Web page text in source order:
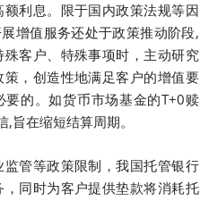
利息。限于国内政策法规等因
增值服务还处于政策推动阶段,
客户、特殊事项时，主动研究
，创造性地满足客户的增值要
要的。如货币市场基金的T+0赎
,旨在缩短结算周期。
监管等政策限制，我国托管银行
同时为客户提供垫款将消耗托